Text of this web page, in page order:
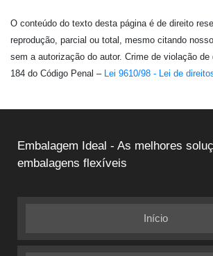
O conteúdo do texto desta página é de direito
reprodução, parcial ou total, mesmo citando
sem a autorização do autor. Crime de violação de
184 do Código Penal – Lei 9610/98 - Lei de
Embalagem Ideal - As melhores
embalagens flexíveis
Início